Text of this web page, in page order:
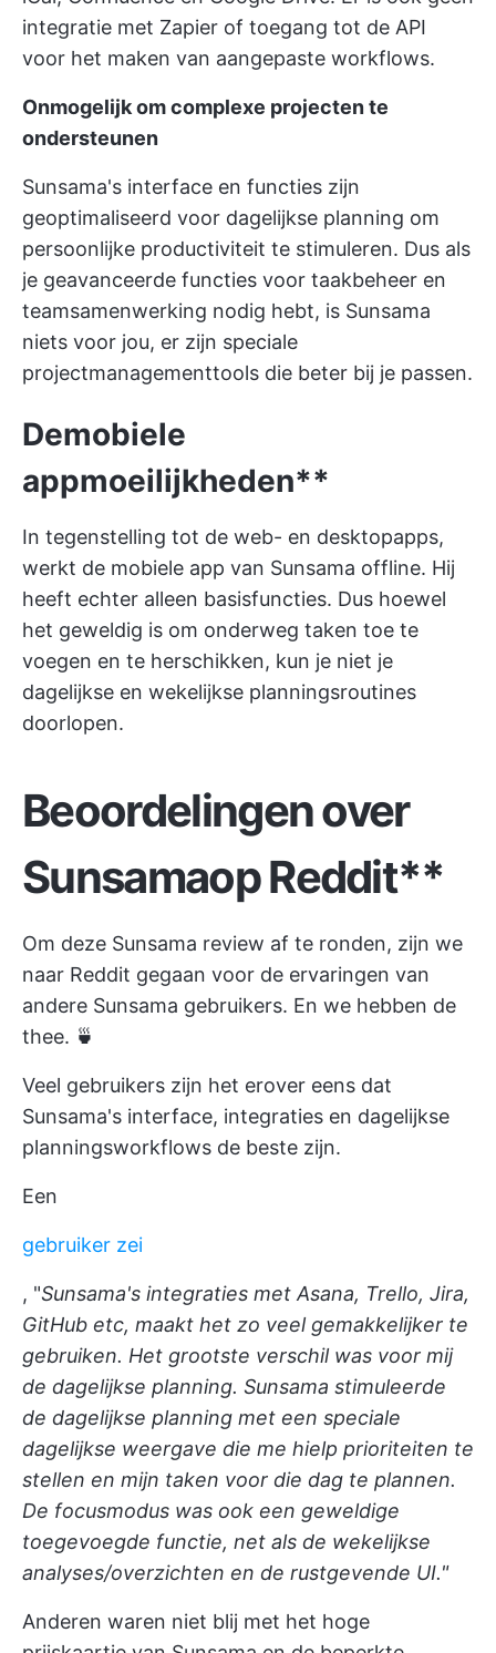
integratie met Zapier of toegang tot de API
voor het maken van aangepaste workflows.
Onmogelijk om complexe projecten te
ondersteunen
Sunsama's interface en functies zijn
geoptimaliseerd voor dagelijkse planning om
persoonlijke productiviteit te stimuleren. Dus als
je geavanceerde functies voor taakbeheer en
teamsamenwerking nodig hebt, is Sunsama
niets voor jou, er zijn speciale
projectmanagementtools die beter bij je passen.
Demobiele
appmoeilijkheden**
In tegenstelling tot de web- en desktopapps,
werkt de mobiele app van Sunsama offline. Hij
heeft echter alleen basisfuncties. Dus hoewel
het geweldig is om onderweg taken toe te
voegen en te herschikken, kun je niet je
dagelijkse en wekelijkse planningsroutines
doorlopen.
Beoordelingen over
Sunsamaop Reddit**
Om deze Sunsama review af te ronden, zijn we
naar Reddit gegaan voor de ervaringen van
andere Sunsama gebruikers. En we hebben de
thee. 🍵
Veel gebruikers zijn het erover eens dat
Sunsama's interface, integraties en dagelijkse
planningsworkflows de beste zijn.
Een
gebruiker zei
, "Sunsama's integraties met Asana, Trello, Jira,
GitHub etc, maakt het zo veel gemakkelijker te
gebruiken. Het grootste verschil was voor mij
de dagelijkse planning. Sunsama stimuleerde
de dagelijkse planning met een speciale
dagelijkse weergave die me hielp prioriteiten te
stellen en mijn taken voor die dag te plannen.
De focusmodus was ook een geweldige
toegevoegde functie, net als de wekelijkse
analyses/overzichten en de rustgevende UI."
Anderen waren niet blij met het hoge